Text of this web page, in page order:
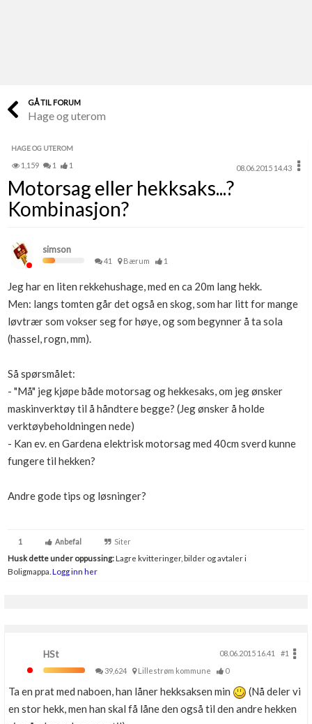
Finn håndverkere
Papirer som mangler
Skaff dokumentasjon som mangler
Kundeservice
Se din bolig? Klikk her
Boligmappa+
Få mer ut av Boligmappa
GÅ TIL FORUM
Hage og uterom
HAGE OG UTEROM
1,159 1 1 08.06.2015 14.43
Motorsag eller hekksaks...?
Kombinasjon?
simson
41 Bærum 1
Jeg har en liten rekkehushage, med en ca 20m lang hekk.
Men: langs tomten går det også en skog, som har litt for mange
løvtrær som vokser seg for høye, og som begynner å ta sola
(hassel, rogn, mm).
Så spørsmålet:
- "Må" jeg kjøpe både motorsag og hekkesaks, om jeg ønsker
maskinverktøy til å håndtere begge? (Jeg ønsker å holde
verktøybeholdningen nede)
- Kan ev. en Gardena elektrisk motorsag med 40cm sverd kunne
fungere til hekken?
Andre gode tips og løsninger?
1 Anbefal Siter
Husk dette under oppussing:Lagre kvitteringer, bilder og avtaler i
Boligmappa. Logg inn her
HSt 08.06.2015 16.41
#1
39,624
Lillestrøm kommune 0
Ta en prat med naboen, han låner hekksaksen min
(Nå deler vi
en stor hekk, men han skal få låne den også til den andre hekken